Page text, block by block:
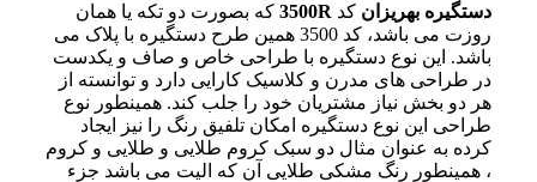
دستگیره بهریزان کد 3500R که بصورت دو تکه یا همان
روزت می باشد، کد 3500 همین طرح دستگیره با پلاک می
باشد. این نوع دستگیره با طراحی خاص و صاف و یکدست
در طراحی های مدرن و کلاسیک کارایی دارد و توانسته از
هر دو بخش نیاز مشتریان خود را جلب کند. همینطور نوع
طراحی این نوع دستگیره امکان تلفیق رنگ را نیز ایجاد
کرده به عنوان مثال دو سبک کروم طلایی و طلایی و کروم
، همینطور رنگ مشکی طلایی آن که الیت می باشد جزء